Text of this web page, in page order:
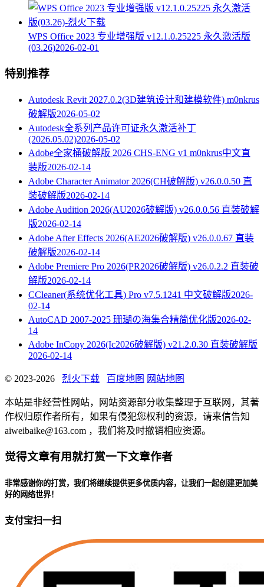
WPS Office 2023 专业增强版 v12.1.0.25225 永久激活版
(03.26)2026-02-01
特别推荐
Autodesk Revit 2027.0.2(3D建筑设计和建模软件) m0nkrus
破解版2026-05-02
Autodesk全系列产品许可证永久激活补丁
(2026.05.02)2026-05-02
Adobe全家桶破解版 2026 CHS-ENG v1 m0nkrus中文直
装版2026-02-14
Adobe Character Animator 2026(CH破解版) v26.0.0.50 直
装破解版2026-02-14
Adobe Audition 2026(AU2026破解版) v26.0.0.56 直装破解
版2026-02-14
Adobe After Effects 2026(AE2026破解版) v26.0.0.67 直装
破解版2026-02-14
Adobe Premiere Pro 2026(PR2026破解版) v26.0.2.2 直装破
解版2026-02-14
CCleaner(系统优化工具) Pro v7.5.1241 中文破解版2026-
02-14
AutoCAD 2007-2025 珊瑚の海集合精简优化版2026-02-
14
Adobe InCopy 2026(Ic2026破解版) v21.2.0.30 直装破解版
2026-02-14
© 2023-2026 烈火下载 百度地图 网站地图
本站是非经营性网站，网站资源部分收集整理于互联网，其著
作权归原作者所有，如果有侵犯您权利的资源，请来信告知
aiweibaike@163.com ，我们将及时撤销相应资源。
觉得文章有用就打赏一下文章作者
非常感谢你的打赏，我们将继续提供更多优质内容，让我们一起创建更加美
好的网络世界！
支付宝扫一扫